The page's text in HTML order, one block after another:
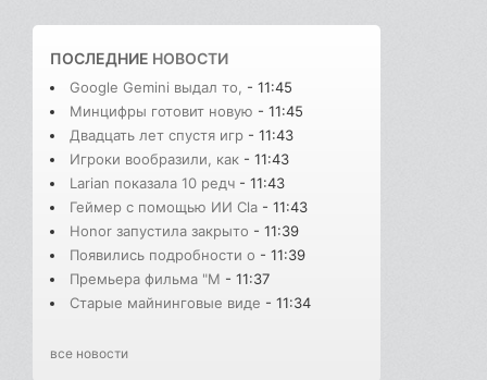
ПОСЛЕДНИЕ НОВОСТИ
Google Gemini выдал то, - 11:45
Минцифры готовит новую - 11:45
Двадцать лет спустя игр - 11:43
Игроки вообразили, как - 11:43
Larian показала 10 редч - 11:43
Геймер с помощью ИИ Cla - 11:43
Honor запустила закрыто - 11:39
Появились подробности о - 11:39
Премьера фильма "М - 11:37
Старые майнинговые виде - 11:34
все новости